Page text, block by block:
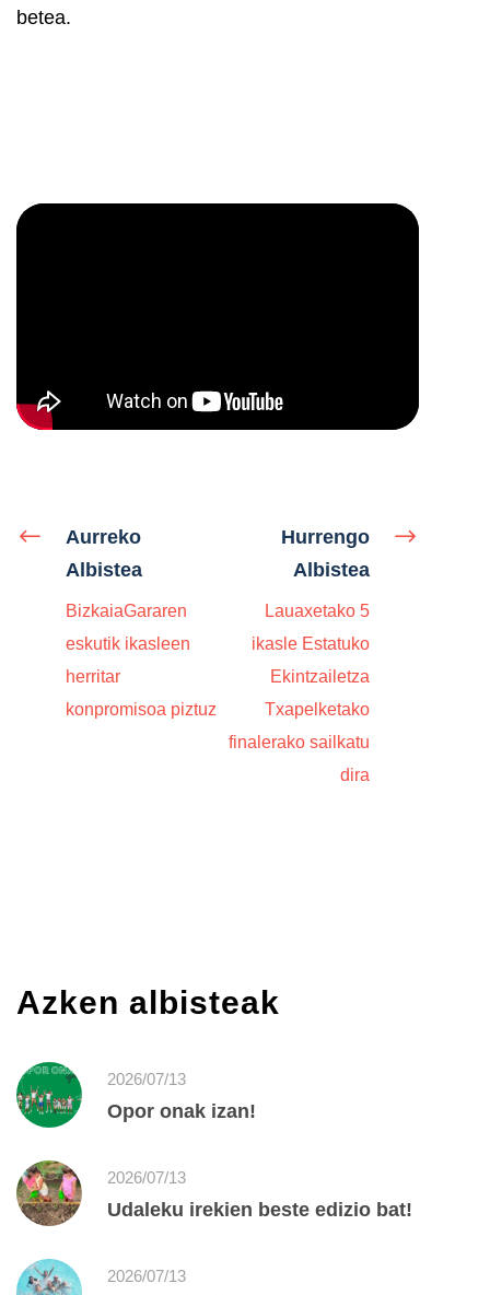
betea.
Aurreko
Albistea
BizkaiaGararen
eskutik ikasleen
herritar
konpromisoa piztuz
Hurrengo
Albistea
Lauaxetako 5
ikasle Estatuko
Ekintzailetza
Txapelketako
finalerako sailkatu
dira
Azken albisteak
2026/07/13
Opor onak izan!
2026/07/13
Udaleku irekien beste edizio bat!
2026/07/13